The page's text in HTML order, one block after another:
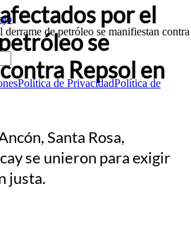
derrame de petróleo se manifiestan contra
Política de PrivacidadPolítica de
por el
se
Repsol en
Santa Rosa,
se unieron para exigir
justa.